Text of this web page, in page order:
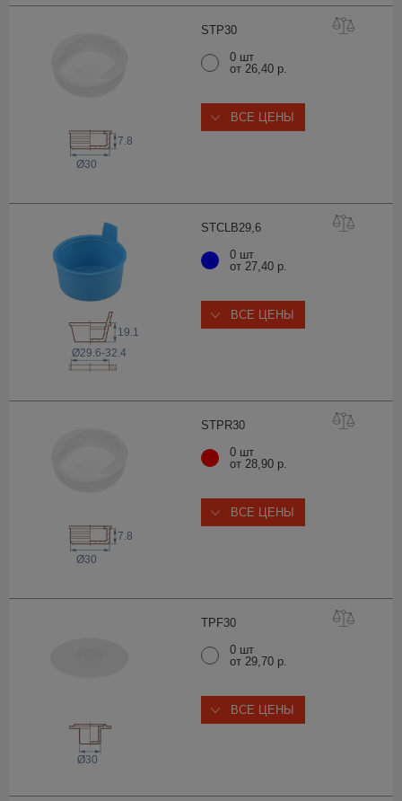
STP30
7.8
Ø30
0 шт
от 26,40 р.
ВСЕ ЦЕНЫ
STCLB29,6
Ø29.6-32.4
19.1
0 шт
от 27,40 р.
ВСЕ ЦЕНЫ
STPR30
7.8
Ø30
0 шт
от 28,90 р.
ВСЕ ЦЕНЫ
TPF30
Ø30
0 шт
от 29,70 р.
ВСЕ ЦЕНЫ